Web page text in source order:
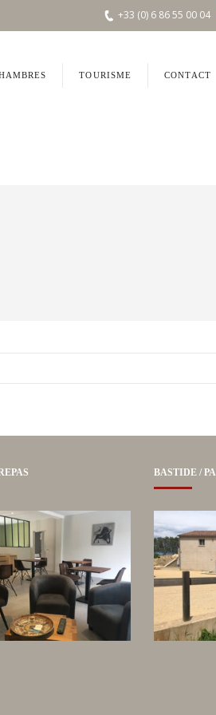
+33 (0) 6 86 55 00 04
TOURISME CONTACT
BASTIDE /